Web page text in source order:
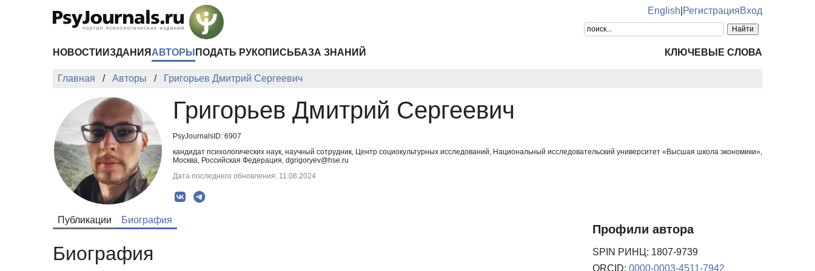
English РегистрацияВход
НОВОСТИ ИЗДАНИЯ АВТОРЫ ПОДАТЬ РУКОПИСЬ БАЗА ЗНАНИЙ КЛЮЧЕВЫЕ СЛОВА
Главная Авторы Григорьев Дмитрий Сергеевич
Григорьев Дмитрий Сергеевич
PsyJournalsID: 6907
кандидат психологических наук, научный сотрудник, Центр социокультурных исследований, Национальный исследовательский университет «Высшая школа экономики»,
Москва, Российская Федерация, dgrigoryev@hse.ru
Дата последнего обновления: 11.08.2024
Публикации Биография
Биография
Профили автора
SPIN РИНЦ: 1807-9739
ORCID: 0000-0003-4511-7942